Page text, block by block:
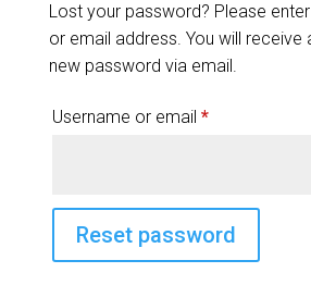
Lost your password? Please
or email address. You will receive
new password via email.
Username or email *Required
Reset password